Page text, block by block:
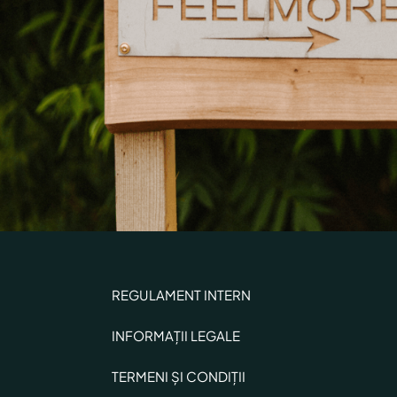
REGULAMENT INTERN
INFORMAȚII LEGALE
TERMENI ȘI CONDIȚII